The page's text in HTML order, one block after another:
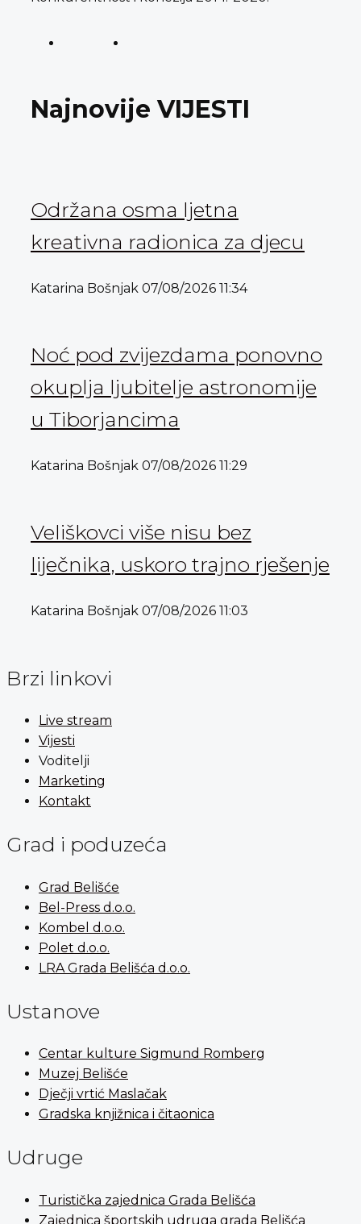
Najnovije VIJESTI
Održana osma ljetna
kreativna radionica za djecu
Katarina Bošnjak 07/08/2026 11:34
Noć pod zvijezdama ponovno
okuplja ljubitelje astronomije
u Tiborjancima
Katarina Bošnjak 07/08/2026 11:29
Veliškovci više nisu bez
liječnika, uskoro trajno rješenje
Katarina Bošnjak 07/08/2026 11:03
Brzi linkovi
Live stream
Vijesti
Voditelji
Marketing
Kontakt
Grad i poduzeća
Grad Belišće
Bel-Press d.o.o.
Kombel d.o.o.
Polet d.o.o.
LRA Grada Belišća d.o.o.
Ustanove
Centar kulture Sigmund Romberg
Muzej Belišće
Dječji vrtić Maslačak
Gradska knjižnica i čitaonica
Udruge
Turistička zajednica Grada Belišća
Zajednica športskih udruga grada Belišća